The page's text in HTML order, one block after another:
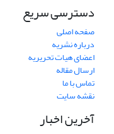
دسترسی سریع
صفحه اصلی
درباره نشریه
اعضای هیات تحریریه
ارسال مقاله
تماس با ما
نقشه سایت
آخرین اخبار